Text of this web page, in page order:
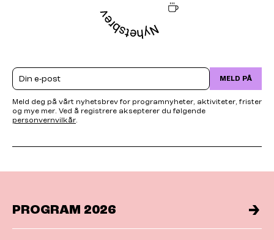
Email MELD PÅ
Meld deg på vårt nyhetsbrev for programnyheter, aktiviteter, frister
og mye mer. Ved å registrere aksepterer du følgende
personvernvilkår.
PROGRAM 2026